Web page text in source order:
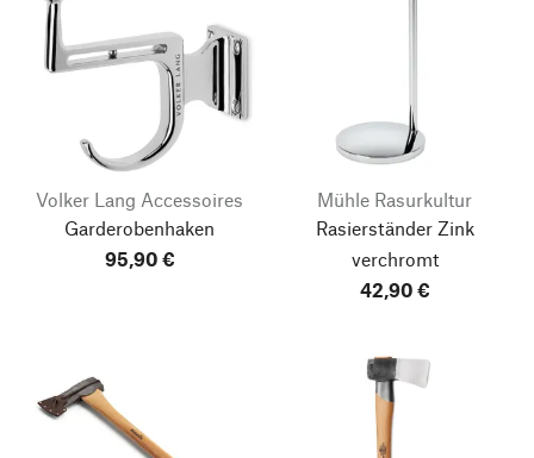
Volker Lang Accessoires
Garderobenhaken
95,90 €
Mühle Rasurkultur
Rasierständer Zink
verchromt
42,90 €